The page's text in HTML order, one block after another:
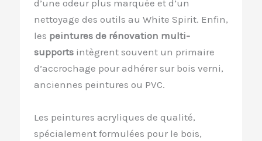
d’une odeur plus marquée et d’un
nettoyage des outils au White Spirit. Enfin,
les peintures de rénovation multi-
supports intègrent souvent un primaire
d’accrochage pour adhérer sur bois verni,
anciennes peintures ou PVC.
Les peintures acryliques de qualité,
spécialement formulées pour le bois,